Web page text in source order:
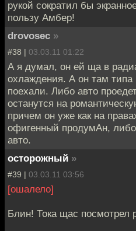
рукой сократил бы
пользу Амбер!
drovosec »
#38 | 03.03.11 01:22
А я думал, он ей ща в
охлаждения. А он там типа
поехали. Либо авто
останутся на
причем он уже как на
офигенный продумАн,
авто.
осторожный »
#39 | 03.03.11 03:56
[ошалело]
Блин! Тока щас посмотрел